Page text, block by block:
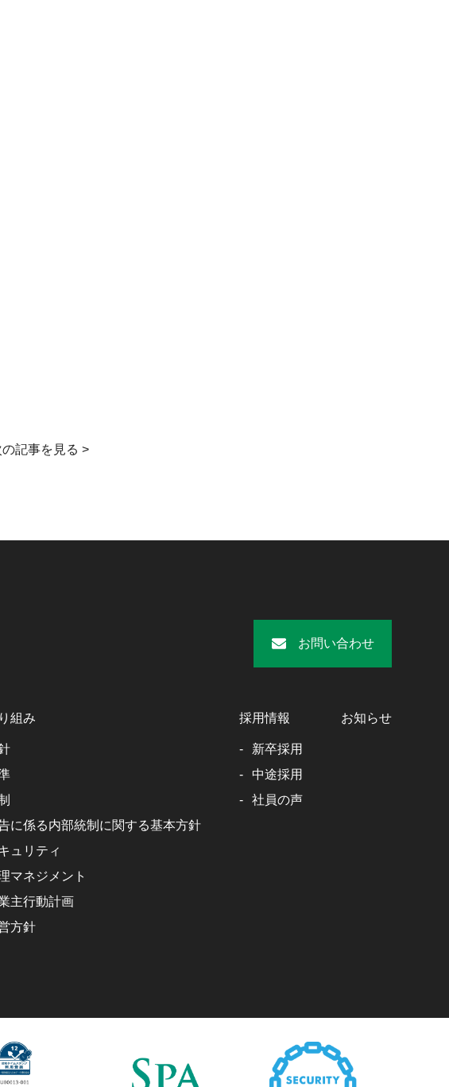
の記事を見る >
お問い合わせ
組み
に係る内部統制に関する基本方針
ュリティ
マネジメント
主行動計画
方針
採用情報
新卒採用
中途採用
社員の声
お知らせ